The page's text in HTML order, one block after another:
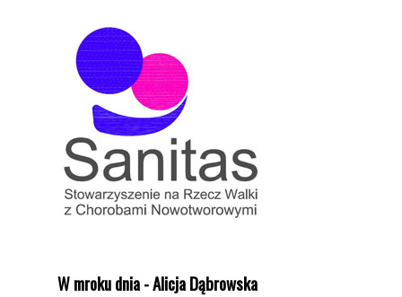
W mroku dnia - Alicja Dąbrowska